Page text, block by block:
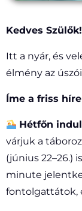
Kedves Szülők!
Itt a nyár, és
élmény az
Íme a friss
Hétfőn
várjuk a
(június 22–26.)
minute
fontolgattátok,